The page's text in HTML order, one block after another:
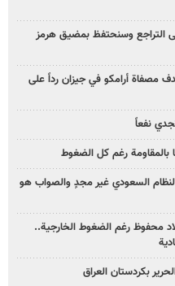
التراجع وسنحتفظ بمضيق هرمز
مصفاة أرامكو في جيزان رداً على
نفعاً
بالمقاومة رغم كل الضغوط
السعودي غير مجدٍ والصواب هو
محفوظ رغم الضغوط الخارجية..
بكردستان العراق